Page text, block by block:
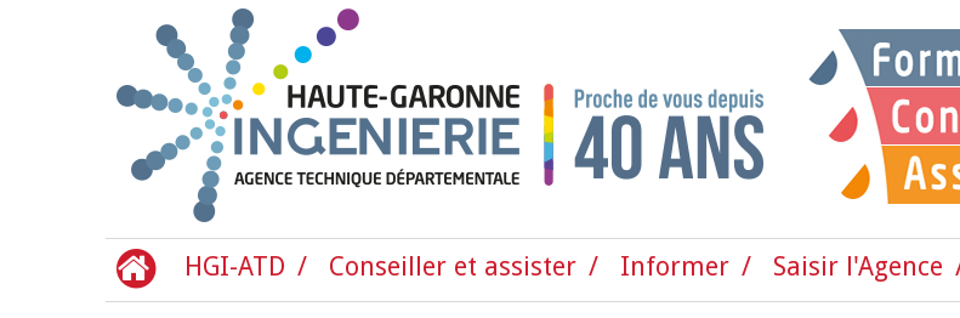
HGI-ATD Conseiller et assister Informer Saisir l'Agence